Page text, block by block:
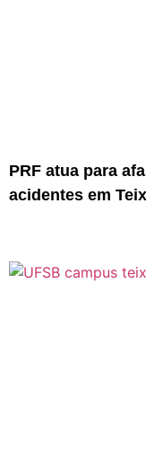
PRF atua para
acidentes em